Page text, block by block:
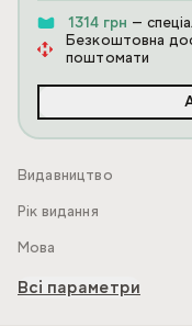
1314 грн —
Безкоштовна
поштомати
Видавництво
Рік видання
Мова
Всі параметри